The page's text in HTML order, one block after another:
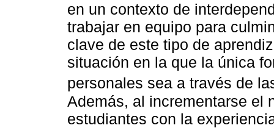
en un contexto de
trabajar en equipo para
clave de este tipo de
situación en la que la única
personales sea a través de
Además, al incrementarse el
estudiantes con la